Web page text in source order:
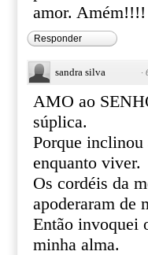
amor. Amém!!!!
Responder
sandra silva ·
AMO ao
súplica.
Porque
enquanto viver.
Os cordéis da
apoderaram de
Então invoquei
minha alma.